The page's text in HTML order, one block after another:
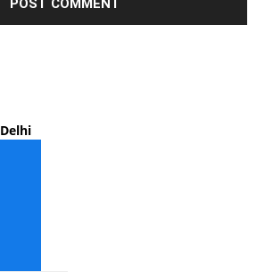
Delhi